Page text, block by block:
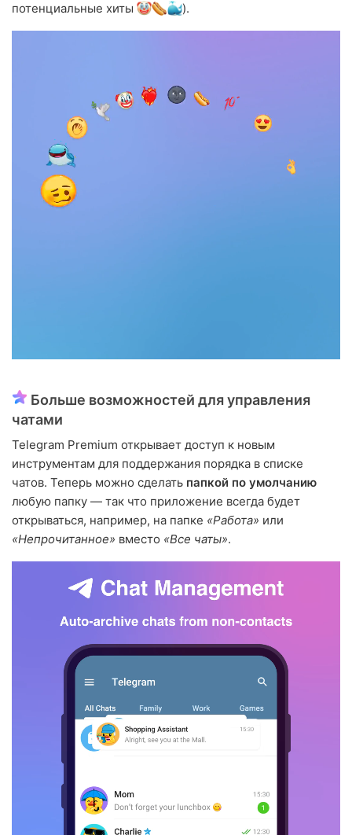
потенциальные хиты
).
Больше возможностей для управления
чатами
Telegram Premium открывает доступ к новым
инструментам для поддержания порядка в списке
чатов. Теперь можно сделать папкой по умолчанию
любую папку — так что приложение всегда будет
открываться, например, на папке «Работа» или
«Непрочитанное» вместо «Все чаты».